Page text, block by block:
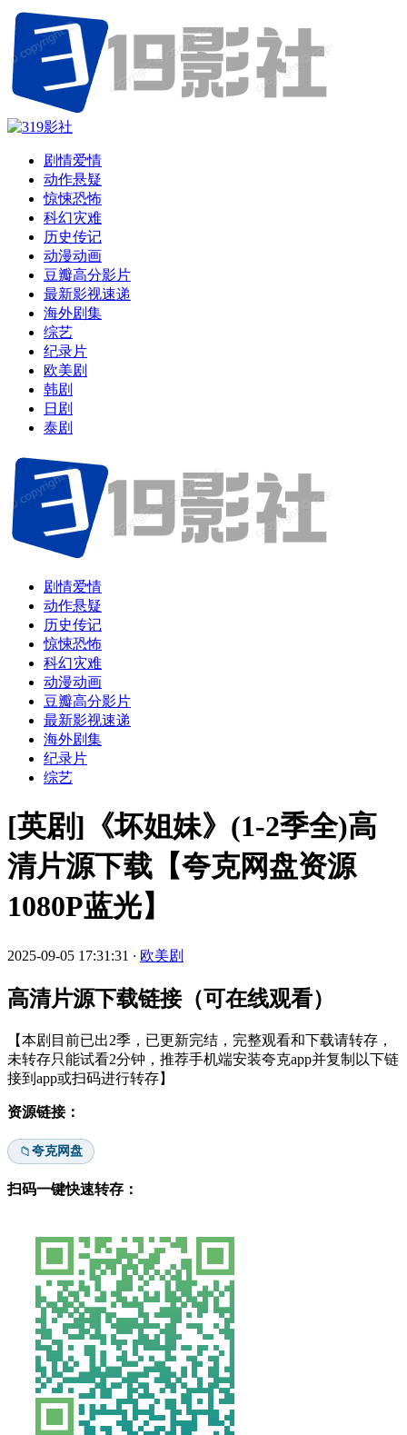
剧情爱情
动作悬疑
惊悚恐怖
科幻灾难
历史传记
动漫动画
豆瓣高分影片
最新影视速递
海外剧集
综艺
纪录片
欧美剧
韩剧
日剧
泰剧
剧情爱情
动作悬疑
历史传记
惊悚恐怖
科幻灾难
动漫动画
豆瓣高分影片
最新影视速递
海外剧集
纪录片
综艺
[英剧]《坏姐妹》(1-2季全)高
清片源下载【夸克网盘资源
1080P蓝光】
2025-09-05 17:31:31 · 欧美剧
高清片源下载链接（可在线观看）
【本剧目前已出2季，已更新完结，完整观看和下载请转存，
未转存只能试看2分钟，推荐手机端安装夸克app并复制以下链
接到app或扫码进行转存】
资源链接：
📁夸克网盘
扫码一键快速转存：